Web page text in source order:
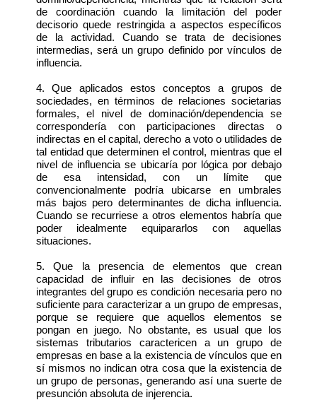
de coordinación cuando la limitación del poder
decisorio quede restringida a aspectos específicos
de la actividad. Cuando se trata de decisiones
intermedias, será un grupo definido por vínculos de
influencia.
4. Que aplicados estos conceptos a grupos de
sociedades, en términos de relaciones societarias
formales, el nivel de dominación/dependencia se
correspondería con participaciones directas o
indirectas en el capital, derecho a voto o utilidades de
tal entidad que determinen el control, mientras que el
nivel de influencia se ubicaría por lógica por debajo
de esa intensidad, con un límite que
convencionalmente podría ubicarse en umbrales
más bajos pero determinantes de dicha influencia.
Cuando se recurriese a otros elementos habría que
poder idealmente equipararlos con aquellas
situaciones.
5. Que la presencia de elementos que crean
capacidad de influir en las decisiones de otros
integrantes del grupo es condición necesaria pero no
suficiente para caracterizar a un grupo de empresas,
porque se requiere que aquellos elementos se
pongan en juego. No obstante, es usual que los
sistemas tributarios caractericen a un grupo de
empresas en base a la existencia de vínculos que en
sí mismos no indican otra cosa que la existencia de
un grupo de personas, generando así una suerte de
presunción absoluta de injerencia.